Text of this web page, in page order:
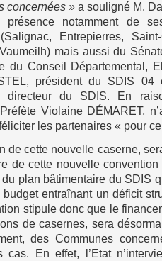
concernées » a souligné M.
présence notamment de
Entrepierres,
mais aussi du
du Conseil Départemental,
président du SDIS 04
directeur du SDIS. En
Violaine DÉMARET,
les partenaires « pour
de cette nouvelle caserne,
de cette nouvelle
plan bâtimentaire du SDIS
entraînant un déficit
stipule donc que le
de casernes, sera
des Communes
cas. En effet, l’Etat